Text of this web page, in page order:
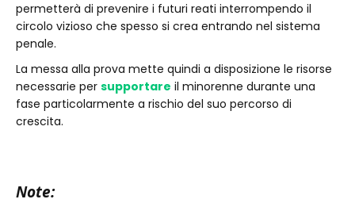
permetterà di prevenire i futuri reati interrompendo il
circolo vizioso che spesso si crea entrando nel sistema
penale.
La messa alla prova mette quindi a disposizione le risorse
necessarie per supportare il minorenne durante una
fase particolarmente a rischio del suo percorso di
crescita.
Note: